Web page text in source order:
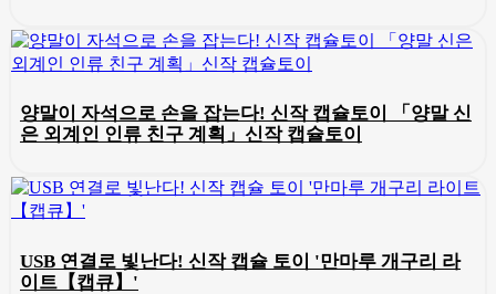
양말이 자석으로 손을 잡는다! 신작 캡슐토이 「양말 신
은 외계인 인류 친구 계획」신작 캡슐토이
USB 연결로 빛난다! 신작 캡슐 토이 '만마루 개구리 라
이트【캡큐】'